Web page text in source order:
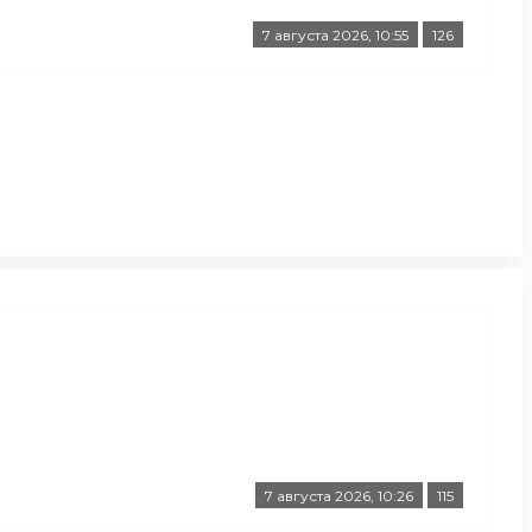
7 августа 2026, 10:55 126
7 августа 2026, 10:26 115